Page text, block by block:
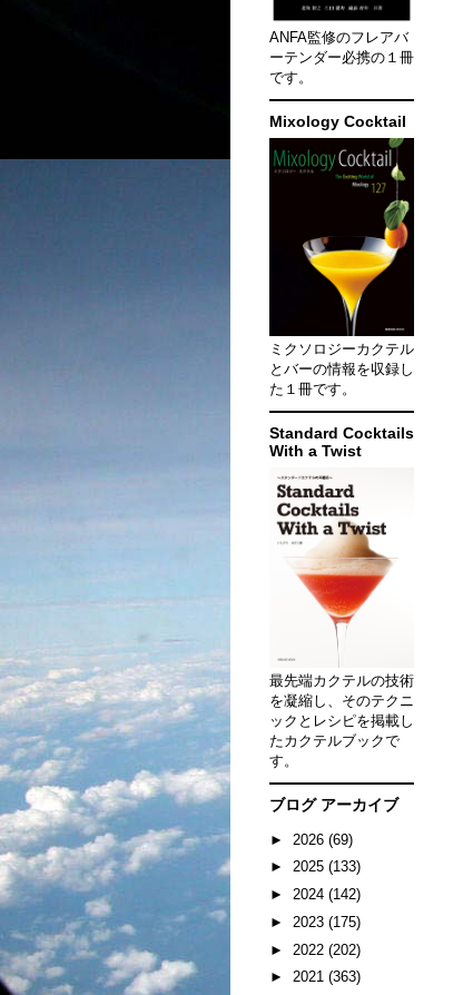
ANFA監修のフレアバ
ーテンダー必携の１冊
です。
Mixology Cocktail
ミクソロジーカクテル
とバーの情報を収録し
た１冊です。
Standard Cocktails
With a Twist
最先端カクテルの技術
を凝縮し、そのテクニ
ックとレシピを掲載し
たカクテルブックで
す。
ブログ アーカイブ
► 2026 (69)
► 2025 (133)
► 2024 (142)
► 2023 (175)
► 2022 (202)
► 2021 (363)